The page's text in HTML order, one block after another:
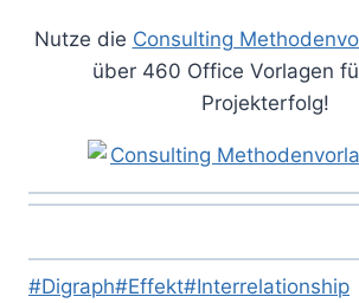
Nutze die Consulting
über 460 Office Vorlagen
Projekterfolg!
Schlagworte:
#Digraph#Effekt#Interrelationship